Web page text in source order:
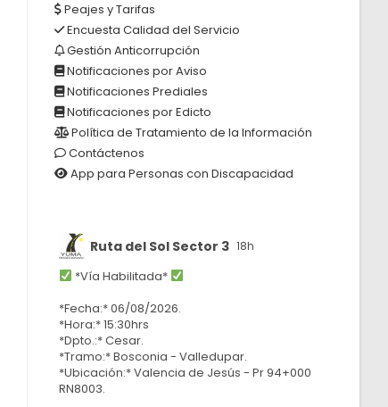
Peajes y Tarifas
Encuesta Calidad del Servicio
Gestión Anticorrupción
Notificaciones por Aviso
Notificaciones Prediales
Notificaciones por Edicto
Política de Tratamiento de la Información
Contáctenos
App para Personas con Discapacidad
Ruta del Sol Sector 3 18h
*Vía Habilitada*
*Fecha:* 06/08/2026.
*Hora:* 15:30hrs
*Dpto.:* Cesar.
*Tramo:* Bosconia - Valledupar.
*Ubicación:* Valencia de Jesús - Pr 94+000
RN8003.